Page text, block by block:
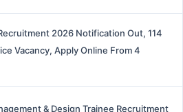
2026 Notification Out, 114
Vacancy, Apply Online From 4
& Design Trainee Recruitment